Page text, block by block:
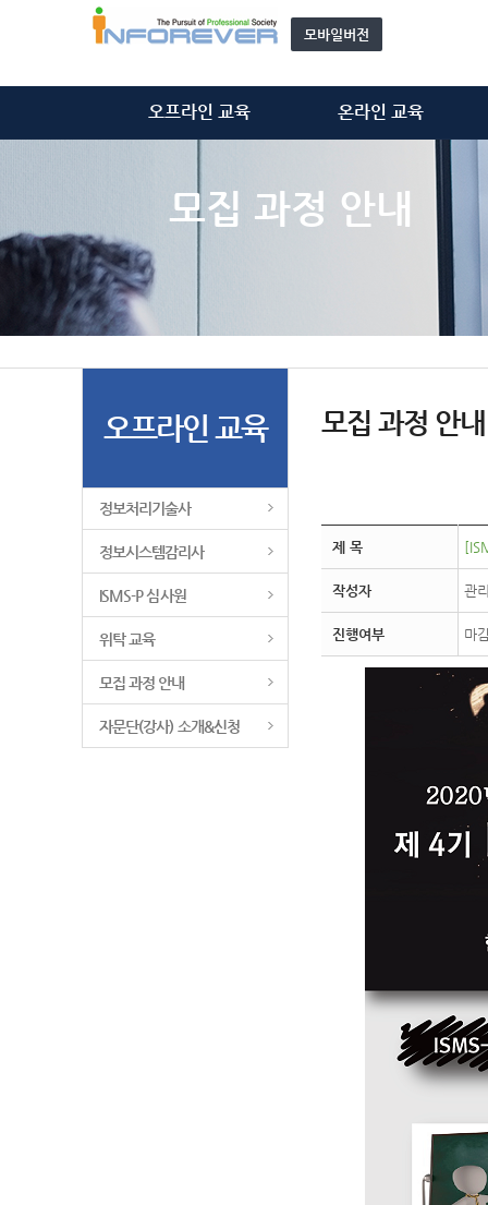
모바일버전
오프라인 교육
정보시스템감리사
ISMS-P 심사원
자문단(강사) 소개&신청
온라인 교육
정보시스템감리사
ISMS-P 심사원
개인정보관리사(CPPG)
모집 과정 안내
오프라인 교육
정보처리기술사
정보시스템감리사
ISMS-P 심사원
위탁 교육
모집 과정 안내
자문단(강사) 소개&신청
모집 과정 안내
제 목
작성자 관
진행여부 마